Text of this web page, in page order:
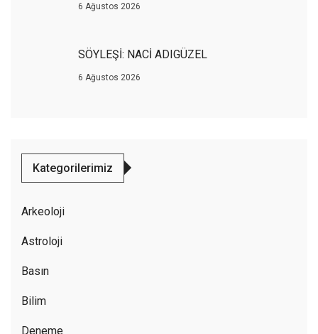
6 Ağustos 2026
SÖYLEŞİ: NACİ ADIGÜZEL
6 Ağustos 2026
Kategorilerimiz
Arkeoloji
Astroloji
Basın
Bilim
Deneme